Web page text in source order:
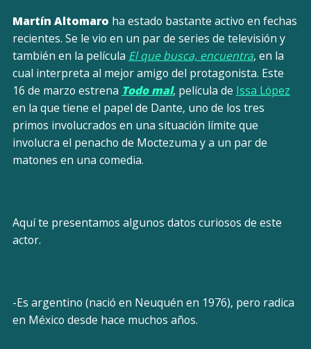
Martín Altomaro ha estado bastante activo en fechas
recientes. Se le vio en un par de series de televisión y
también en la película El que busca, encuentra, en la
cual interpreta al mejor amigo del protagonista. Este
16 de marzo estrena Todo mal, película de Issa López
en la que tiene el papel de Dante, uno de los tres
primos involucrados en una situación límite que
involucra el penacho de Moctezuma y a un par de
matones en una comedia.
Aquí te presentamos algunos datos curiosos de este
actor.
-Es argentino (nació en Neuquén en 1976), pero radica
en México desde hace muchos años.